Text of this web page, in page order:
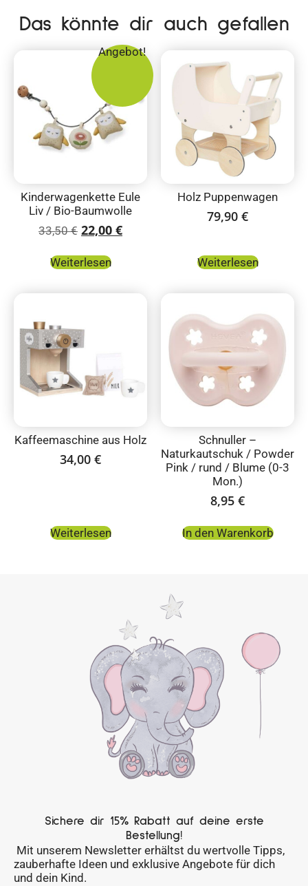
Das könnte dir auch gefallen
Angebot!
Kinderwagenkette Eule
Liv / Bio-Baumwolle
33,50€ 22,00 €
Weiterlesen
Holz Puppenwagen
79,90 €
Weiterlesen
Kaffeemaschine aus Holz
34,00 €
Weiterlesen
Schnuller –
Naturkautschuk / Powder
Pink / rund / Blume (0-3
Mon.)
8,95 €
In den Warenkorb
Sichere dir 15% Rabatt auf deine erste
Bestellung!
Mit unserem Newsletter erhältst du wertvolle Tipps,
zauberhafte Ideen und exklusive Angebote für dich
und dein Kind.